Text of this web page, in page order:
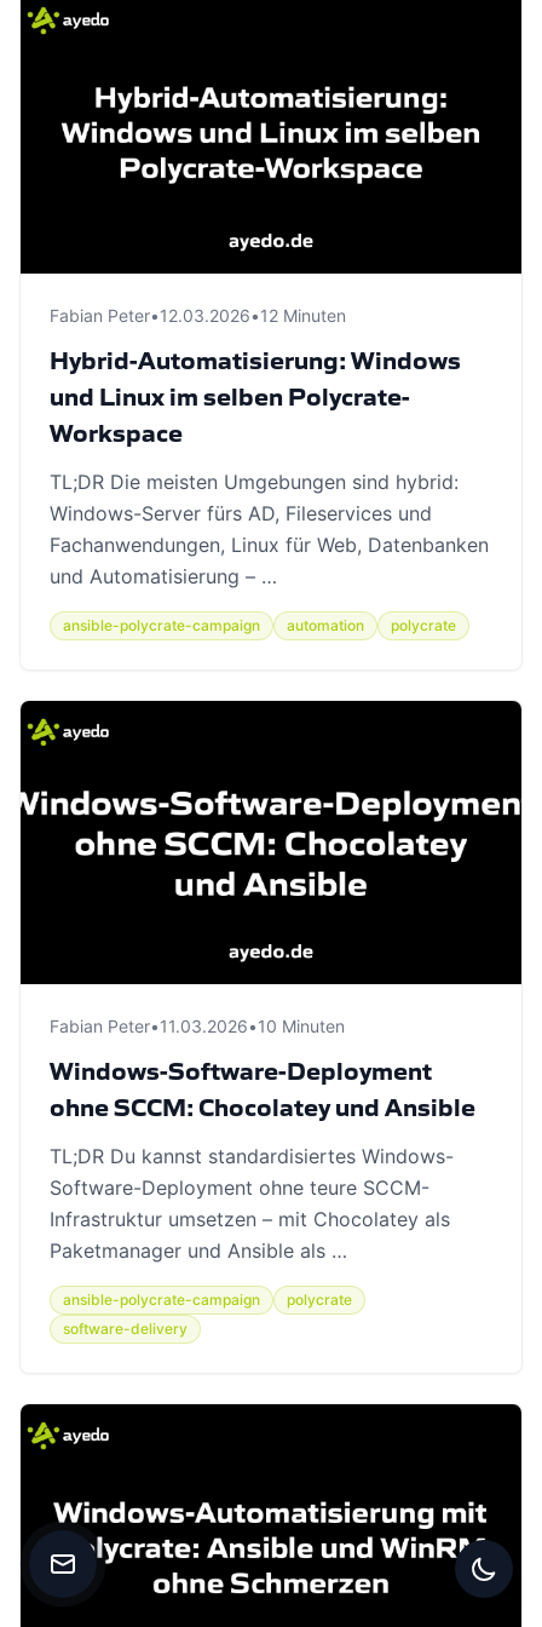
Fabian Peter•12.03.2026•12 Minuten
Hybrid-Automatisierung: Windows
und Linux im selben Polycrate-
Workspace
TL;DR Die meisten Umgebungen sind hybrid:
Windows-Server fürs AD, Fileservices und
Fachanwendungen, Linux für Web, Datenbanken
und Automatisierung – …
ansible-polycrate-campaign automation polycrate
Fabian Peter•11.03.2026•10 Minuten
Windows-Software-Deployment
ohne SCCM: Chocolatey und Ansible
TL;DR Du kannst standardisiertes Windows-
Software-Deployment ohne teure SCCM-
Infrastruktur umsetzen – mit Chocolatey als
Paketmanager und Ansible als …
ansible-polycrate-campaign
polycrate
software-delivery
Kontakt aufnehmen